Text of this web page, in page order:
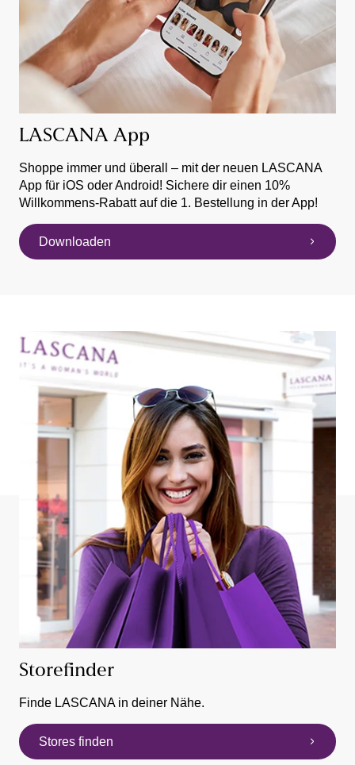
LASCANA App
Shoppe immer und überall – mit der neuen LASCANA
App für iOS oder Android! Sichere dir einen 10%
Willkommens-Rabatt auf die 1. Bestellung in der App!
Downloaden
Storefinder
Finde LASCANA in deiner Nähe.
Stores finden